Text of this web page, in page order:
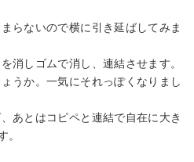
らないので横に引き延ばしてみま
消しゴムで消し、連結させます。
うか。一気にそれっぽくなりまし
あとはコピペと連結で自在に大き
。